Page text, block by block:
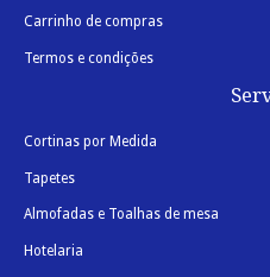
Carrinho de compras
Termos e condições
Cortinas por Medida
Tapetes
Almofadas e Toalhas de mesa
Hotelaria